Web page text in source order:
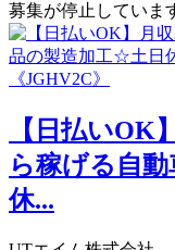
募集が停止していま
【日払いOK
ら稼げる自
休...